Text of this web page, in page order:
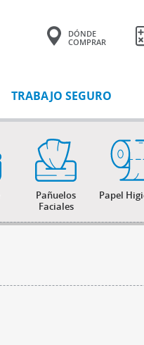
DÓNDE
COMPRAR
TRABAJO SEGURO
Pañuelos
Faciales
Papel